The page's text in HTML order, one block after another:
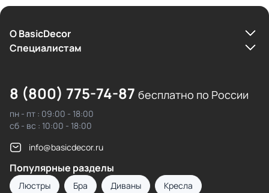
О BasicDecor
Cпециалистам
8 (800) 775-74-87 бесплатно по России
пн - пт : 09:00 - 18:00
сб - вс : 10:00 - 18:00
info@basicdecor.ru
Популярные разделы
Люстры Бра Диваны Кресла